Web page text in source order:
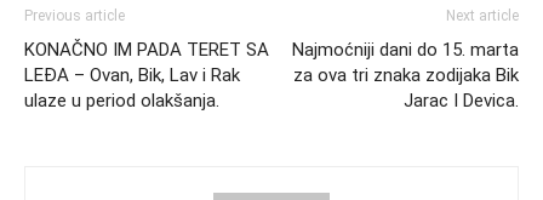
Previous article
KONAČNO IM PADA TERET SA
LEĐA – Ovan, Bik, Lav i Rak
ulaze u period olakšanja.
Next article
Najmoćniji dani do 15. marta
za ova tri znaka zodijaka Bik
Jarac I Devica.